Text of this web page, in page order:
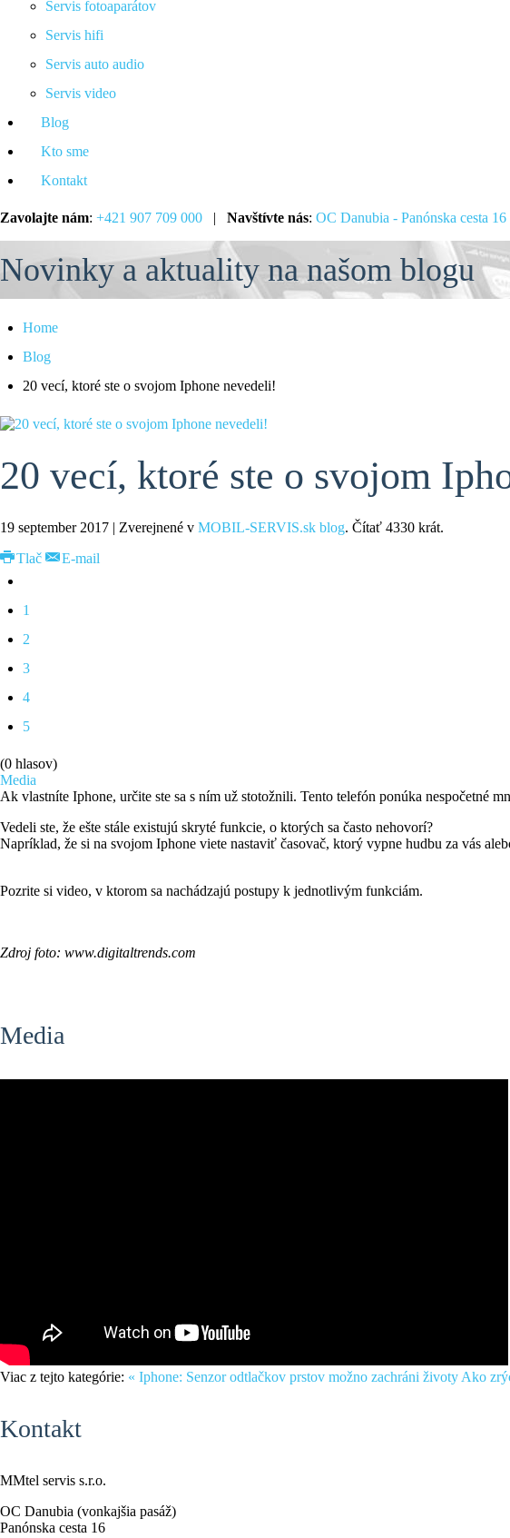
Servis fotoaparátov
Servis hifi
Servis auto audio
Servis video
Blog
Kto sme
Kontakt
Zavolajte nám: +421 907 709 000 | Navštívte nás: OC Danubia - Panónska cesta 16
Novinky a aktuality na našom blogu
Home
Blog
20 vecí, ktoré ste o svojom Iphone nevedeli!
20 vecí, ktoré ste o svojom
19 september 2017 | Zverejnené v MOBIL-SERVIS.sk blog. Čítať 4330 krát.
Tlač
E-mail
1
2
3
4
5
(0 hlasov)
Media
Ak vlastníte Iphone, určite ste sa s ním už stotožnili. Tento telefón ponúka nespočetné
Vedeli ste, že ešte stále existujú skryté funkcie, o ktorých sa často nehovorí?
Napríklad, že si na svojom Iphone viete nastaviť časovač, ktorý vypne
Pozrite si video, v ktorom sa nachádzajú postupy k jednotlivým funkciám.
Zdroj foto: www.digitaltrends.com
Media
Viac z tejto kategórie: « Iphone: Senzor odtlačkov prstov možno zachráni životy Ako
Kontakt
MMtel servis s.r.o.
OC Danubia (vonkajšia pasáž)
Panónska cesta 16